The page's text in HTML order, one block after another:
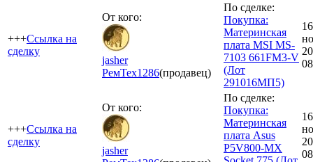
+++Ссылка на
сделку
От кого:
jasher
РемТех1286(продавец)
По сделке:
Покупка:
Материнская
плата MSI MS-
7103 661FM3-V
(Лот
291016MП5)
16
+++Ссылка на
сделку
От кого:
jasher
По сделке:
Покупка:
Материнская
плата Asus
P5V800-MX
16